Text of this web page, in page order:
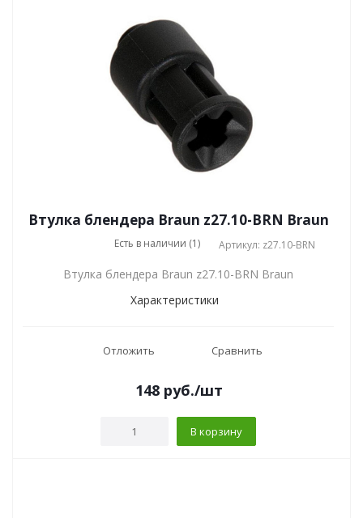
Втулка блендера Braun z27.10-BRN Braun
Есть в наличии (1) Артикул: z27.10-BRN
Втулка блендера Braun z27.10-BRN Braun
Характеристики
Отложить Сравнить
148руб./шт
В корзину